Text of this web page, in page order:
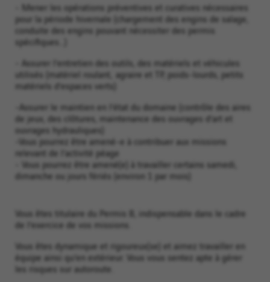
- Mener les opérations préventives et curatives nécessaires
pour la période hivernale (chargement des engins de salage,
conduite des engins pouvant nécessiter des permis
spécifiques…)
- Assurer l’entretien des outils, des matériels et véhicules
utilisés (matériel roulant, agraire et TP, poids-lourds, petits
matériels d’espaces verts)
-Assurer le maintien en l’état du domaine (contrôle des aires
de jeux, des clôtures, maintenance des ouvrages d’art et
ouvrages hydrauliques)
-Vous pourrez être amené-e à contribuer aux missions
relevant de l’activité péage
- Vous pourrez être amené(e) à travailler certains samedi,
dimanche ou jours fériés (environ 1 par mois)
Vous êtes titulaire du Permis B, indispensable dans le cadre
de l’exercice de vos missions.
Vous êtes dynamique et rigoureux(se) et aimez travailler en
équipe ainsi qu’en extérieur. Vous vous sentez apte à gérer
les risques sur autoroute.